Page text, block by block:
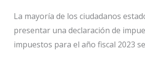
La mayoría de los ciudadanos
presentar una declaración de
impuestos para el año fiscal 2023